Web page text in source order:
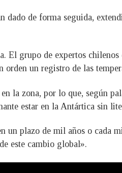
dado de forma seguida,
El grupo de expertos
orden un registro de las
la zona, por lo que, según
estar en la Antártica sin
un plazo de mil años o cada
este cambio global».